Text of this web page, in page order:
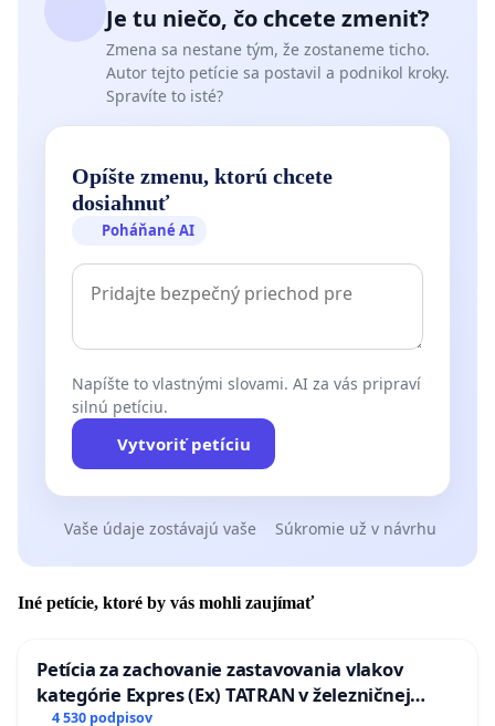
Je tu niečo, čo chcete zmeniť?
Zmena sa nestane tým, že zostaneme ticho.
Autor tejto petície sa postavil a podnikol kroky.
Spravíte to isté?
Opíšte zmenu, ktorú chcete
dosiahnuť
Poháňané AI
Napíšte to vlastnými slovami. AI za vás pripraví
silnú petíciu.
Vytvoriť petíciu
Vaše údaje zostávajú vaše Súkromie už v návrhu
Iné petície, ktoré by vás mohli zaujímať
Petícia za zachovanie zastavovania vlakov
kategórie Expres (Ex) TATRAN v železničnej
stanici Púchov
4 530 podpisov